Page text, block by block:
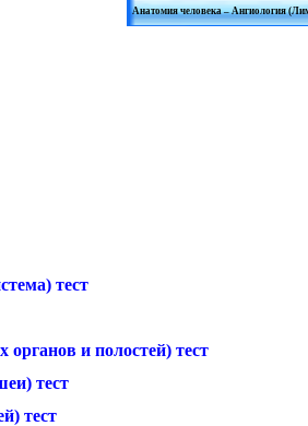
Анатомия человека – Ангиология
тест
и полостей) тест
тест
тест